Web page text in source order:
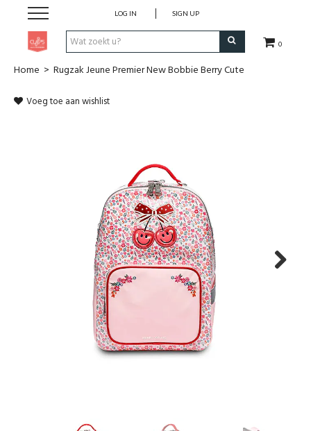
0
LOG IN SIGN UP
Pen & Papier
School & Travel
Home > Rugzak Jeune Premier New Bobbie Berry Cute
Voeg toe aan wishlist